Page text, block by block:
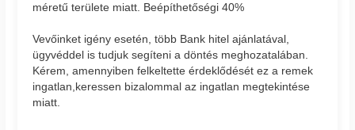
méretű területe miatt. Beépíthetőségi 40%
Vevőinket igény esetén, több Bank hitel ajánlatával,
ügyvéddel is tudjuk segíteni a döntés meghozatalában.
Kérem, amennyiben felkeltette érdeklődését ez a remek
ingatlan,keressen bizalommal az ingatlan megtekintése
miatt.